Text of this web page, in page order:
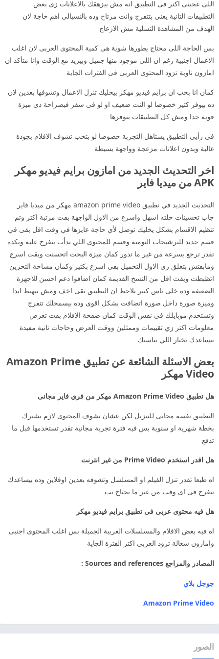
اللى عجبنى اكتر فى التطبيق انه مش بيزهقك بالاعلانات زى بعض
التطبيقات التانية يعنى بتتفرج وانت مرتاح وده بالنسبالى اهم حاجة لان
الهدف من المشاهدة التسلية مش الازعاج
بس الحاجة اللى محتاج يطورها شوية هى كمية المحتوى العربى لان اغلب
الاعمال اجنبية رغم ان اللى موجود منها جميل وبيزيد مع الوقت وانا متأكد ان
امازون ناوية تزود المحتوى العربى فى الفترات الجاية
كمان انا بحب ان برايم فيديو مهكر بيخليك تنزل الاعمال وتشوفها بعدين لان
ده بيوفر كتير خصوصا لو النت ضعيف او لو فى سفر فبصراحة دى ميزة
قوية جدا ومش كل التطبيقات بتوفرها
فى رأيي التطبيق يستاهل التجربة خصوصا لو بتحب تشوف الافلام بجودة
عالية وبدون اعلانات مزعجة وواجهة بسيطة
اخر التحديث الجديد من امازون برايم فيديو مهكر
APK من ميديا فاير
التحديث الجديد في تطبيق amazon prime video مهكر من ميديا فاير
جاب تحسينات خلته اسهل واسرع من الاول الواجهة بقت مرتبة اكتر وتم
تنظيم الاقسام بشكل يخليك توصل لأي حاجة عايزها في وقت اقل بقى في
قسم جديد للترشيحات اليومية وقسم للمحتوى اللي بدأت تتفرج عليه وبكده
تقدر ترجع بسرعة من غير ما تدور كمان ميزة البحث اتحسنت وبقت اسرع
ومابقتش بتعلق زي الاول التحميل بقى اسرع بكتير وكمان مساحة التخزين
اتظبطت وبقت اقل من النسخ القديمة كمان اضافوا دعم احسن للاجهزة
الضعيفة وده خلى ناس كتير تلاحظ ان التطبيق بقى اخف ومش بيهبط ابدا
وميزة صورة داخل صورة اتضافت بشكل اقوى وده بيسمحلك تتفرج
وتستخدم موبايلك في نفس الوقت كمان صفحة الافلام بقت تعرض
معلومات اكتر زي تقييمات وممثلين ووقت العرض وحاجات تانية مفيدة
بتساعدك تختار اللي يناسبك
بعض الاسئلة الشائعة عن تطبيق Amazon Prime
Video مهكر
هل تطبيق Amazon Prime Video مهكر من فري فاير مجانى
التطبيق نفسه مجانى للتنزيل لكن عشان تشوف المحتوى لازم تشترك
بخطة شهرية او سنوية بس فيه فترة تجربة مجانية تقدر تستخدمها قبل ما
تدفع
هل اقدر استخدم Prime Video من غير انترنت
اه طبعا تقدر تنزل الفيلم او المسلسل وتشوفه بعدين اوفلاين وده بيساعدك
تتفرج فى اى وقت من غير ما تحتاج نت
هل فيه محتوى عربى فى تطبيق برايم فيديو مهكر
اه فيه بعض الافلام والمسلسلات العربية الجميلة بس اغلب المحتوى اجنبى
وامازون شغالة تزود العربى اكتر الفترة الجاية
المصادر والمراجع Sources and references :
جوجل بلاي
Amazon Prime Video
الصور